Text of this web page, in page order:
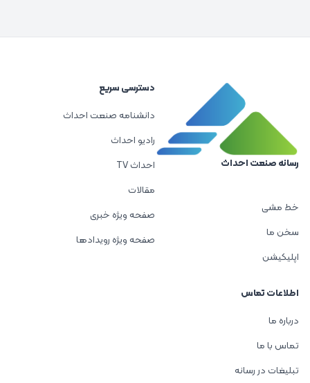
رسانه صنعت احداث
خط مشی
سخن ما
اپلیکیشن
دسترسی سریع
دانشنامه صنعت احداث
رادیو احداث
احداث TV
مقالات
صفحه ویژه خبری
صفحه ویژه رویدادها
اطلاعات تماس
درباره ما
تماس با ما
تبلیغات در رسانه